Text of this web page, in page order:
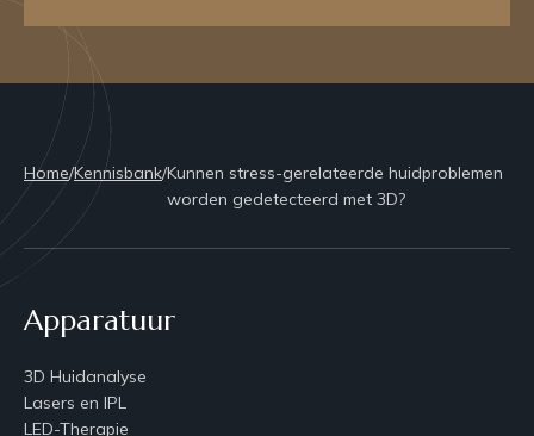
Home/Kennisbank/Kunnen stress-gerelateerde huidproblemen
worden gedetecteerd met 3D?
Apparatuur
3D Huidanalyse
Lasers en IPL
LED-Therapie